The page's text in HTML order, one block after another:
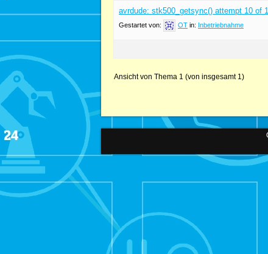
avrdude: stk500_getsync() attempt 10 of
Gestartet von: OT in: Inbetriebnahme
Ansicht von Thema 1 (von insgesamt 1)